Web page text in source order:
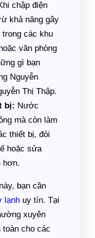
chập điện
khả năng gây
các khu
văn phòng
gì bạn
Nguyễn
Thị Thập.
bị: Nước
mà còn làm
thiết bị, đòi
hoặc sửa
hơn.
bạn cần
lạnh uy tín. Tại
xuyên
toàn cho các